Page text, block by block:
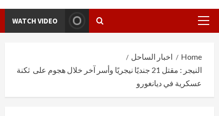
Primary
WATCH VIDEO
Home
اخبار الساحل
النيجر : مقتل 21 جنديًا نيجريًا وأسر آخر خلال هجوم على ثكنة
عسكرية في ديانغورو